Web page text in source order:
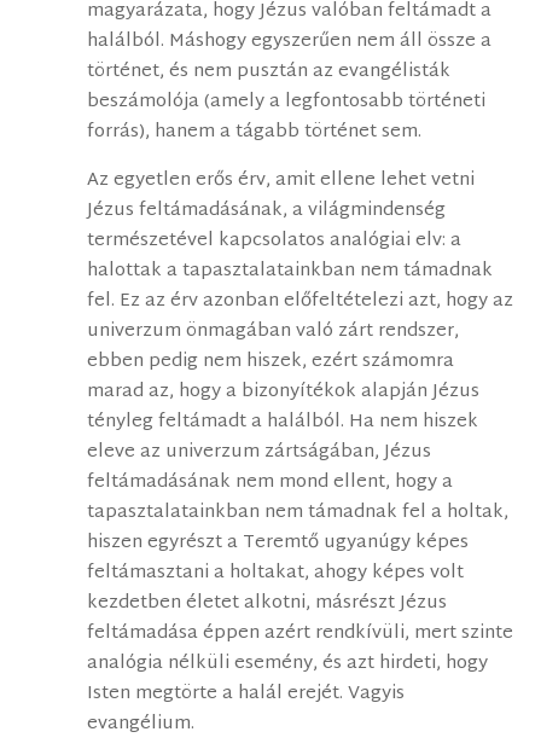
magyarázata, hogy Jézus valóban feltámadt a
halálból. Máshogy egyszerűen nem áll össze a
történet, és nem pusztán az evangélisták
beszámolója (amely a legfontosabb történeti
forrás), hanem a tágabb történet sem.
Az egyetlen erős érv, amit ellene lehet vetni
Jézus feltámadásának, a világmindenség
természetével kapcsolatos analógiai elv: a
halottak a tapasztalatainkban nem támadnak
fel. Ez az érv azonban előfeltételezi azt, hogy az
univerzum önmagában való zárt rendszer,
ebben pedig nem hiszek, ezért számomra
marad az, hogy a bizonyítékok alapján Jézus
tényleg feltámadt a halálból. Ha nem hiszek
eleve az univerzum zártságában, Jézus
feltámadásának nem mond ellent, hogy a
tapasztalatainkban nem támadnak fel a holtak,
hiszen egyrészt a Teremtő ugyanúgy képes
feltámasztani a holtakat, ahogy képes volt
kezdetben életet alkotni, másrészt Jézus
feltámadása éppen azért rendkívüli, mert szinte
analógia nélküli esemény, és azt hirdeti, hogy
Isten megtörte a halál erejét. Vagyis
evangélium.